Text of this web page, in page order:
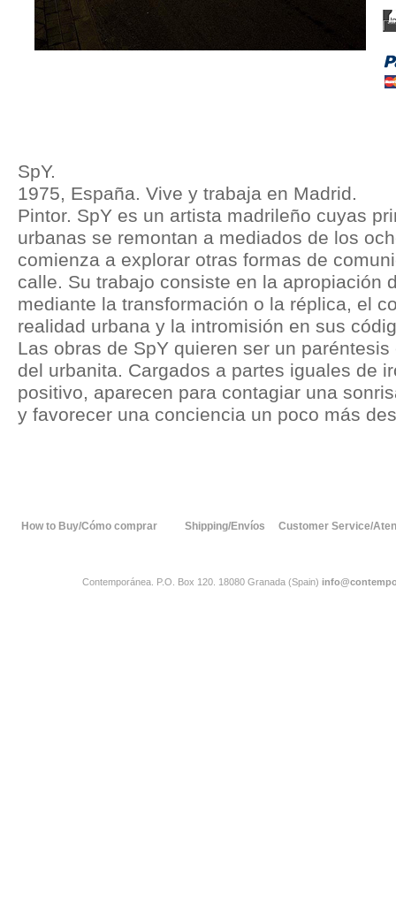
SpY.
1975, España. Vive y trabaja en Madrid.
Pintor. SpY es un artista madrileño cuyas
urbanas se remontan a mediados de los
comienza a explorar otras formas de
calle. Su trabajo consiste en la apropiación
mediante la transformación o la réplica, el
realidad urbana y la intromisión en sus
Las obras de SpY quieren ser un
del urbanita. Cargados a partes iguales de
positivo, aparecen para contagiar una
y favorecer una conciencia un poco más
How to Buy/Cómo comprar Shipping/Envíos Customer Service/
Contemporánea. P.O. Box 120. 18080 Granada (Spain)